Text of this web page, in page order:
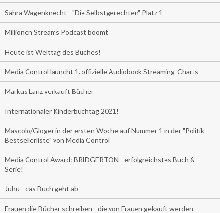
Sahra Wagenknecht - "Die Selbstgerechten" Platz 1
Millionen Streams Podcast boomt
Heute ist Welttag des Buches!
Media Control launcht 1. offizielle Audiobook Streaming-Charts
Markus Lanz verkauft Bücher
Internationaler Kinderbuchtag 2021!
Mascolo/Gloger in der ersten Woche auf Nummer 1 in der "Politik-
Bestsellerliste" von Media Control
Media Control Award: BRIDGERTON - erfolgreichstes Buch &
Serie!
Juhu - das Buch geht ab
Frauen die Bücher schreiben - die von Frauen gekauft werden